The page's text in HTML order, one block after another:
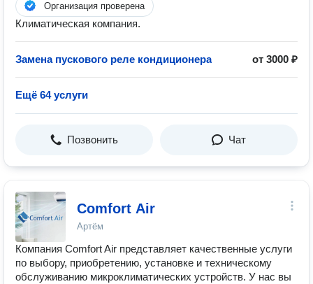
Организация проверена
Климатическая компания.
Замена пускового реле кондиционера от 3000 ₽
Ещё 64 услуги
Позвонить Чат
Comfort Air
Артём
Компания Comfort Air представляет качественные услуги
по выбору, приобретению, установке и техническому
обслуживанию микроклиматических устройств. У нас вы